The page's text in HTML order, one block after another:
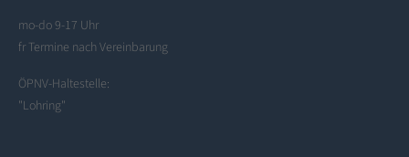
mo-do 9-17 Uhr
fr Termine nach Vereinbarung
ÖPNV-Haltestelle:
"Lohring"